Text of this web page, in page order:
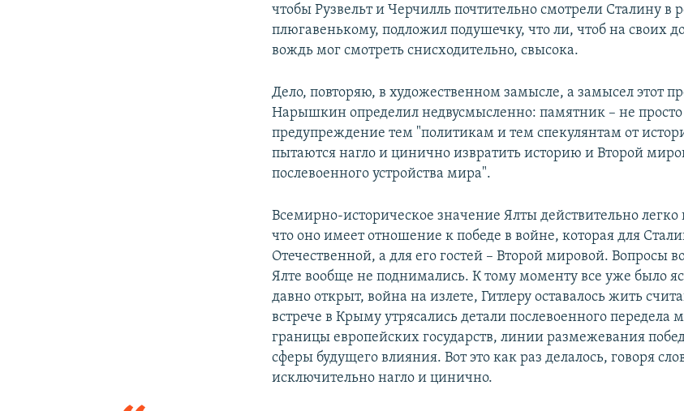
чтобы Рузвельт и Черчилль почтительно смотрели Сталину в
плюгавенькому, подложил подушечку, что ли, чтоб на своих
вождь мог смотреть снисходительно, свысока.
Дело, повторяю, в художественном замысле, а замысел этот
Нарышкин определил недвусмысленно: памятник – не просто
предупреждение тем "политикам и тем спекулянтам от
пытаются нагло и цинично извратить историю и Второй
послевоенного устройства мира".
Всемирно-историческое значение Ялты действительно
что оно имеет отношение к победе в войне, которая для
Отечественной, а для его гостей – Второй мировой. Вопросы
Ялте вообще не поднимались. К тому моменту все уже было
давно открыт, война на излете, Гитлеру оставалось жить
встрече в Крыму утрясались детали послевоенного передела
границы европейских государств, линии размежевания
сферы будущего влияния. Вот это как раз делалось, говоря
исключительно нагло и цинично.